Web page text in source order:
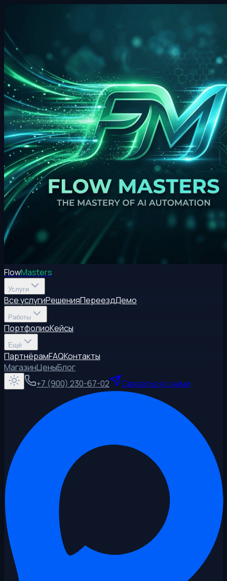
FlowMasters
Услуги
Все услугиРешенияПереездДемо
Работы
ПортфолиоКейсы
Ещё
ПартнёрамFAQКонтакты
МагазинЦеныБлог
+7 (900) 230-67-02
Связаться с нами